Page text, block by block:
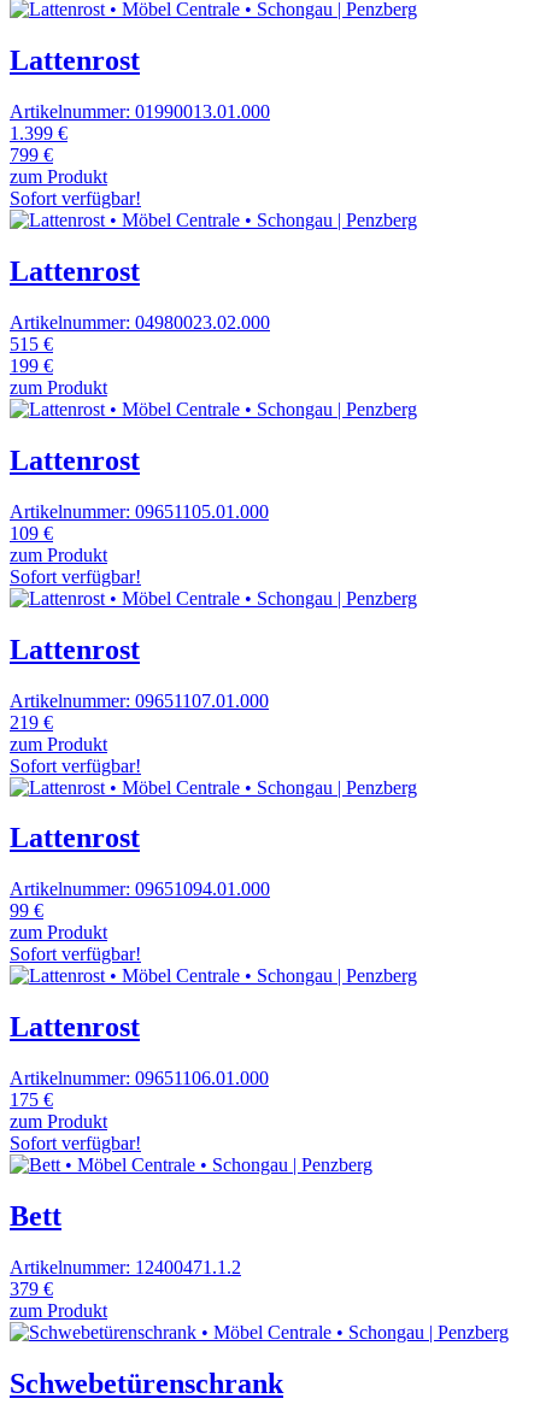
Lattenrost
Artikelnummer: 01990013.01.000
1.399 €
799 €
zum Produkt
Sofort verfügbar!
Lattenrost
Artikelnummer: 04980023.02.000
515 €
199 €
zum Produkt
Lattenrost
Artikelnummer: 09651105.01.000
109 €
zum Produkt
Sofort verfügbar!
Lattenrost
Artikelnummer: 09651107.01.000
219 €
zum Produkt
Sofort verfügbar!
Lattenrost
Artikelnummer: 09651094.01.000
99 €
zum Produkt
Sofort verfügbar!
Lattenrost
Artikelnummer: 09651106.01.000
175 €
zum Produkt
Sofort verfügbar!
Bett
Artikelnummer: 12400471.1.2
379 €
zum Produkt
Schwebetürenschrank